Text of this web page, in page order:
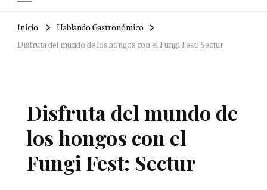
Inicio
Hablando Gastronómico
Disfruta del mundo de los hongos con el Fungi Fest: Sectur
Disfruta del mundo de
los hongos con el
Fungi Fest: Sectur